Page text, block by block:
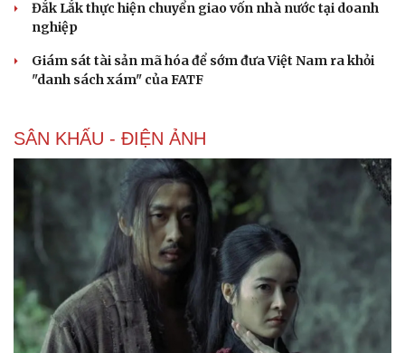
Đắk Lắk thực hiện chuyển giao vốn nhà nước tại doanh
nghiệp
Giám sát tài sản mã hóa để sớm đưa Việt Nam ra khỏi
"danh sách xám" của FATF
SÂN KHẤU - ĐIỆN ẢNH